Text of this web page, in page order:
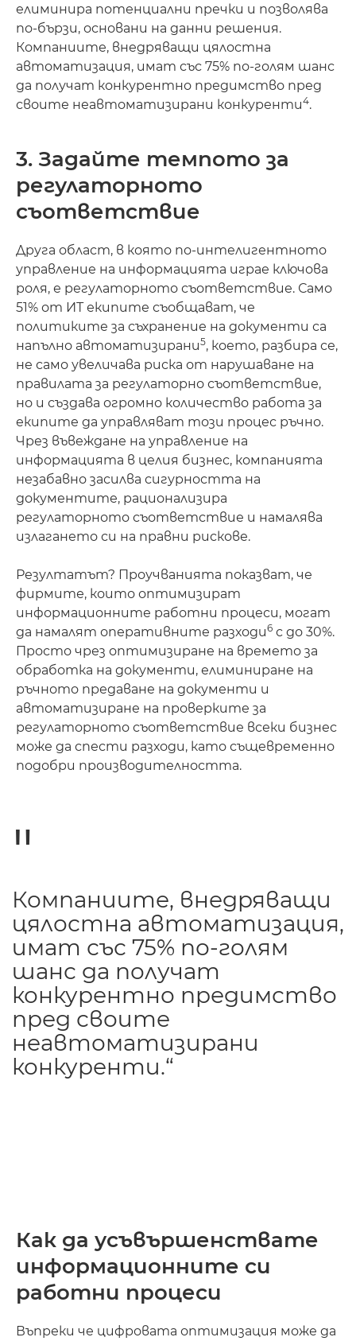
елиминира потенциални пречки и позволява
по-бързи, основани на данни решения.
Компаниите, внедряващи цялостна
автоматизация, имат със 75% по-голям шанс
да получат конкурентно предимство пред
своите неавтоматизирани конкуренти4.
3. Задайте темпото за
регулаторното
съответствие
Друга област, в която по-интелигентното
управление на информацията играе ключова
роля, е регулаторното съответствие. Само
51% от ИТ екипите съобщават, че
политиките за съхранение на документи са
напълно автоматизирани5, което, разбира се,
не само увеличава риска от нарушаване на
правилата за регулаторно съответствие,
но и създава огромно количество работа за
екипите да управляват този процес ръчно.
Чрез въвеждане на управление на
информацията в целия бизнес, компанията
незабавно засилва сигурността на
документите, рационализира
регулаторното съответствие и намалява
излагането си на правни рискове.
Резултатът? Проучванията показват, че
фирмите, които оптимизират
информационните работни процеси, могат
да намалят оперативните разходи6 с до 30%.
Просто чрез оптимизиране на времето за
обработка на документи, елиминиране на
ръчното предаване на документи и
автоматизиране на проверките за
регулаторното съответствие всеки бизнес
може да спести разходи, като същевременно
подобри производителността.
Компаниите, внедряващи
цялостна автоматизация,
имат със 75% по-голям
шанс да получат
конкурентно предимство
пред своите
неавтоматизирани
конкуренти.“
Как да усъвършенствате
информационните си
работни процеси
Въпреки че цифровата оптимизация може да